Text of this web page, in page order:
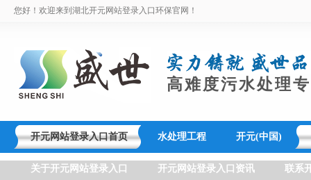
您好！欢迎来到湖北开元网站登录入口环保官网！
高难度污水处理
开元网站登录入口首页 水处理工程 开元(中国)
关于开元网站登录入口 开元网站登录入口资讯 联系